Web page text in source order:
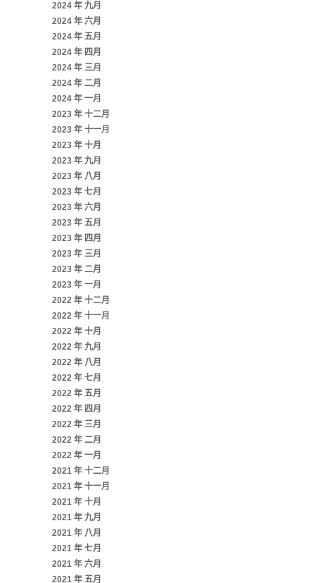
2024 年 九月
2024 年 六月
2024 年 五月
2024 年 四月
2024 年 三月
2024 年 二月
2024 年 一月
2023 年 十二月
2023 年 十一月
2023 年 十月
2023 年 九月
2023 年 八月
2023 年 七月
2023 年 六月
2023 年 五月
2023 年 四月
2023 年 三月
2023 年 二月
2023 年 一月
2022 年 十二月
2022 年 十一月
2022 年 十月
2022 年 九月
2022 年 八月
2022 年 七月
2022 年 五月
2022 年 四月
2022 年 三月
2022 年 二月
2022 年 一月
2021 年 十二月
2021 年 十一月
2021 年 十月
2021 年 九月
2021 年 八月
2021 年 七月
2021 年 六月
2021 年 五月